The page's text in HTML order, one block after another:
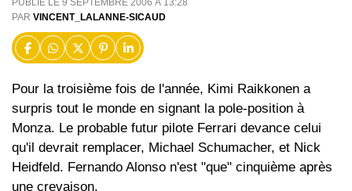
PUBLIÉ LE 9 SEPTEMBRE 2006 À 13:28
PAR VINCENT_LALANNE-SICAUD
Pour la troisième fois de l'année, Kimi Raikkonen a
surpris tout le monde en signant la pole-position à
Monza. Le probable futur pilote Ferrari devance celui
qu'il devrait remplacer, Michael Schumacher, et Nick
Heidfeld. Fernando Alonso n'est "que" cinquième après
une crevaison.